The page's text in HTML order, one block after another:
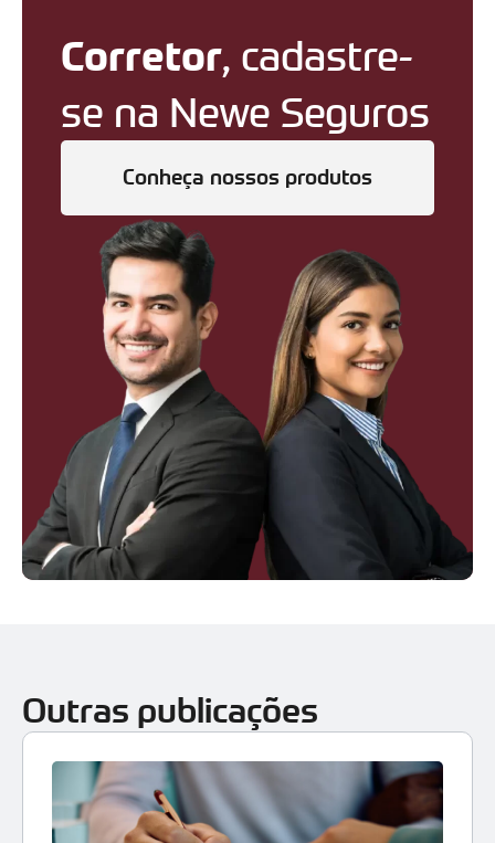
Corretor, cadastre-
se na Newe Seguros
Conheça nossos produtos
Outras publicações